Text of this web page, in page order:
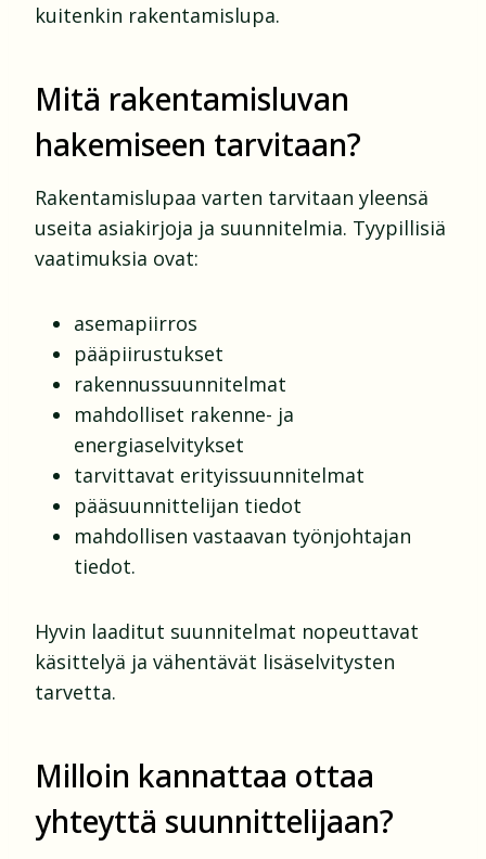
kuitenkin rakentamislupa.
Mitä rakentamisluvan
hakemiseen tarvitaan?
Rakentamislupaa varten tarvitaan yleensä
useita asiakirjoja ja suunnitelmia. Tyypillisiä
vaatimuksia ovat:
asemapiirros
pääpiirustukset
rakennussuunnitelmat
mahdolliset rakenne- ja
energiaselvitykset
tarvittavat erityissuunnitelmat
pääsuunnittelijan tiedot
mahdollisen vastaavan työnjohtajan
tiedot.
Hyvin laaditut suunnitelmat nopeuttavat
käsittelyä ja vähentävät lisäselvitysten
tarvetta.
Milloin kannattaa ottaa
yhteyttä suunnittelijaan?